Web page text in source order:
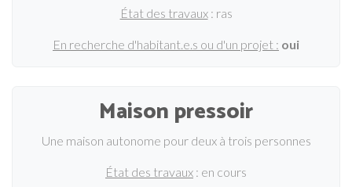
État des travaux: ras
En recherche d'habitant.e.s ou d'un projet : oui
Maison pressoir
Une maison autonome pour deux à trois personnes
État des travaux : en cours